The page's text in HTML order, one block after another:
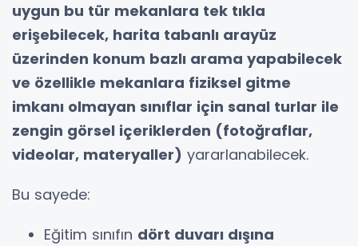
uygun bu tür mekanlara tek tıkla
erişebilecek, harita tabanlı arayüz
üzerinden konum bazlı arama yapabilecek
ve özellikle mekanlara fiziksel gitme
imkanı olmayan sınıflar için sanal turlar ile
zengin görsel içeriklerden (fotoğraflar,
videolar, materyaller) yararlanabilecek.
Bu sayede:
Eğitim sınıfın dört duvarı dışına